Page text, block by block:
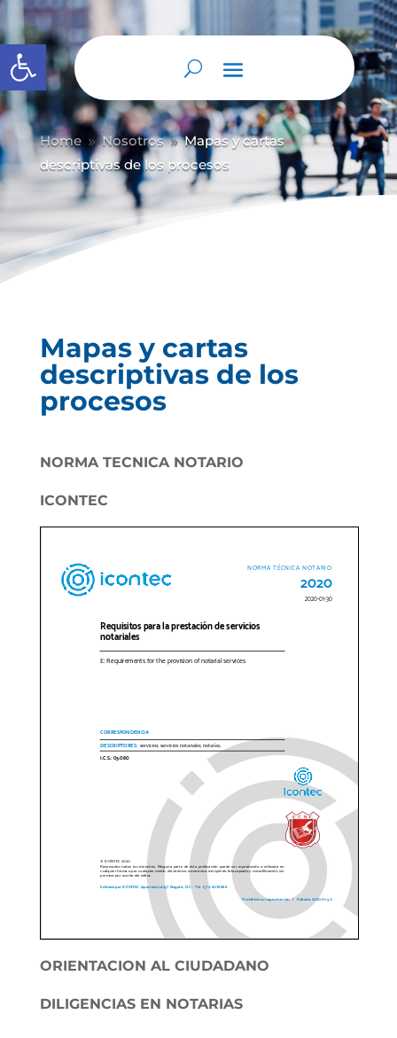
Abrir barra de herramientas
Home 9 Nosotros 9 Mapas y cartas
descriptivas de los procesos
Mapas y cartas
descriptivas de los
procesos
NORMA TECNICA NOTARIO
ICONTEC
ORIENTACION AL CIUDADANO
DILIGENCIAS EN NOTARIAS